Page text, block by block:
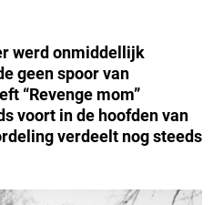
werd onmiddellijk
geen spoor van
“Revenge mom”
voort in de hoofden van
verdeelt nog steeds